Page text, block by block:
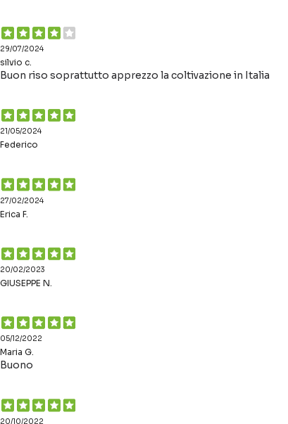
29/07/2024
silvio c.
Buon riso soprattutto apprezzo la coltivazione in Italia
21/05/2024
Federico
27/02/2024
Erica F.
20/02/2023
GIUSEPPE N.
05/12/2022
Maria G.
Buono
20/10/2022